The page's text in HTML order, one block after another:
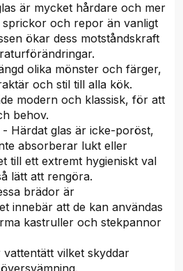
är mycket hårdare och mer
sprickor och repor än vanligt
ökar dess motståndskraft
olika mönster och färger,
och stil till alla kök.
modern och klassisk, för att
behov.
- Härdat glas är icke-poröst,
absorberar lukt eller
till ett extremt hygieniskt val
lätt att rengöra.
brädor är
innebär att de kan användas
kastruller och stekpannor
vattentätt vilket skyddar